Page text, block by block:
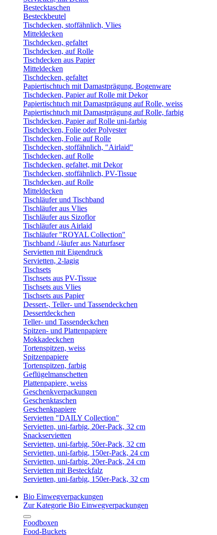
Bestecktaschen
Besteckbeutel
Tischdecken, stoffähnlich, Vlies
Mitteldecken
Tischdecken, gefaltet
Tischdecken, auf Rolle
Tischdecken aus Papier
Mitteldecken
Tischdecken, gefaltet
Papiertischtuch mit Damastprägung, Bogenware
Tischdecken, Papier auf Rolle mit Dekor
Papiertischtuch mit Damastprägung auf Rolle, weiss
Papiertischtuch mit Damastprägung auf Rolle, farbig
Tischdecken, Papier auf Rolle uni-farbig
Tischdecken, Folie oder Polyester
Tischdecken, Folie auf Rolle
Tischdecken, stoffähnlich, "Airlaid"
Tischdecken, auf Rolle
Tischdecken, gefaltet, mit Dekor
Tischdecken, stoffähnlich, PV-Tissue
Tischdecken, auf Rolle
Mitteldecken
Tischläufer und Tischband
Tischläufer aus Vlies
Tischläufer aus Sizoflor
Tischläufer aus Airlaid
Tischläufer "ROYAL Collection"
Tischband /-läufer aus Naturfaser
Servietten mit Eigendruck
Servietten, 2-lagig
Tischsets
Tischsets aus PV-Tissue
Tischsets aus Vlies
Tischsets aus Papier
Dessert-, Teller- und Tassendeckchen
Dessertdeckchen
Teller- und Tassendeckchen
Spitzen- und Plattenpapiere
Mokkadeckchen
Tortenspitzen, weiss
Spitzenpapiere
Tortenspitzen, farbig
Geflügelmanschetten
Plattenpapiere, weiss
Geschenkverpackungen
Geschenktaschen
Geschenkpapiere
Servietten "DAILY Collection"
Servietten, uni-farbig, 20er-Pack, 32 cm
Snackservietten
Servietten, uni-farbig, 50er-Pack, 32 cm
Servietten, uni-farbig, 150er-Pack, 24 cm
Servietten, uni-farbig, 20er-Pack, 24 cm
Servietten mit Besteckfalz
Servietten, uni-farbig, 150er-Pack, 32 cm
Bio Einwegverpackungen
Zur Kategorie Bio Einwegverpackungen
Foodboxen
Food-Buckets